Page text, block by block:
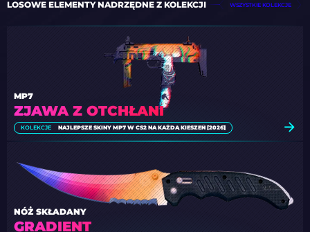
LOSOWE ELEMENTY NADRZĘDNE Z KOLEKCJI WSZYSTKIE KOLEKCJE
ZJAWA Z OTCHŁANI
MP7
KOLEKCJE NAJLEPSZE SKINY MP7 W CS2 NA KAŻDĄ KIESZEŃ [2026]
GRADIENT
NÓŻ SKŁADANY